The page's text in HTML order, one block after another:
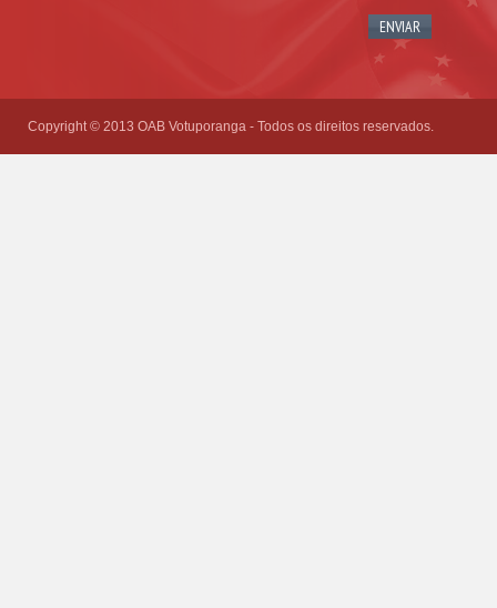
Copyright © 2013 OAB Votuporanga - Todos os direitos reservados.